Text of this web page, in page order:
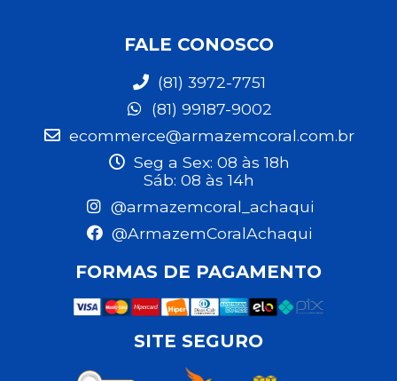
FALE CONOSCO
(81) 3972-7751
(81) 99187-9002
ecommerce@armazemcoral.com.br
Seg a Sex: 08 às 18h
Sáb: 08 às 14h
@armazemcoral_achaqui
@ArmazemCoralAchaqui
FORMAS DE PAGAMENTO
SITE SEGURO